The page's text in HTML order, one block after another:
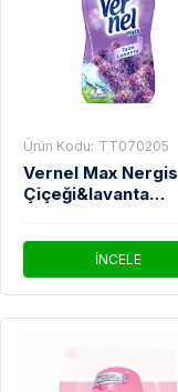
Ürün Kodu: TT070205
Vernel Max Nergis
Çiçeği&lavanta
1440 Ml
İNCELE